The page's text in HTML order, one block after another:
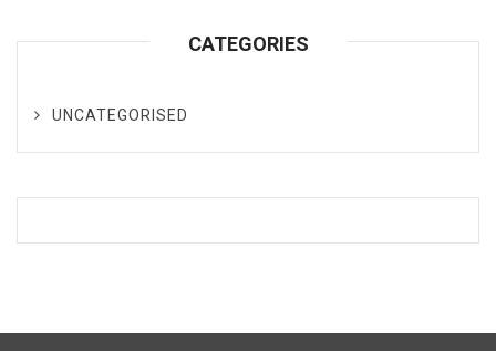
CATEGORIES
UNCATEGORISED